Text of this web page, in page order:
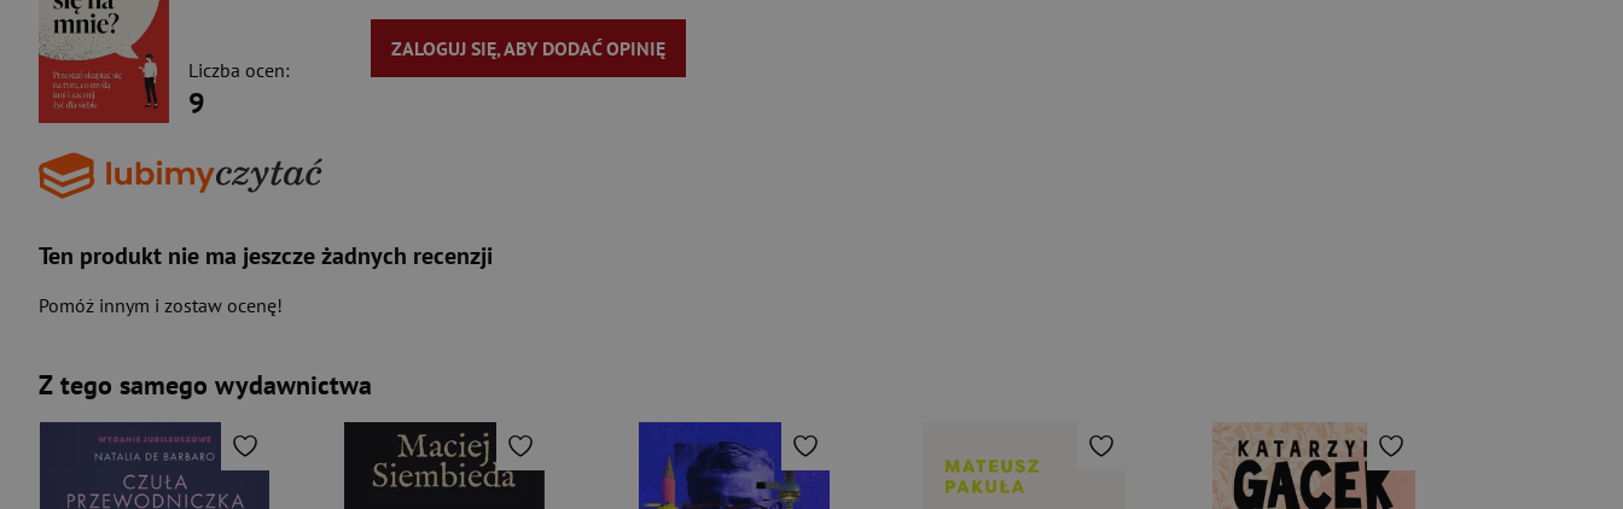
Liczba ocen:
9
ZALOGUJ SIĘ, ABY DODAĆ OPINIĘ
Ten produkt nie ma jeszcze żadnych recenzji
Pomóż innym i zostaw ocenę!
Z tego samego wydawnictwa